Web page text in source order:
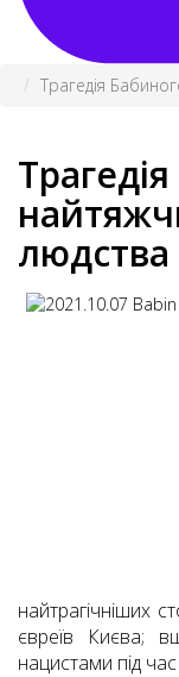
Трагедія
людства
найтрагічніших
євреїв Києва;
нацистами під час